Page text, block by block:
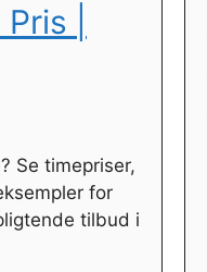
|
Se timepriser,
for
tilbud i